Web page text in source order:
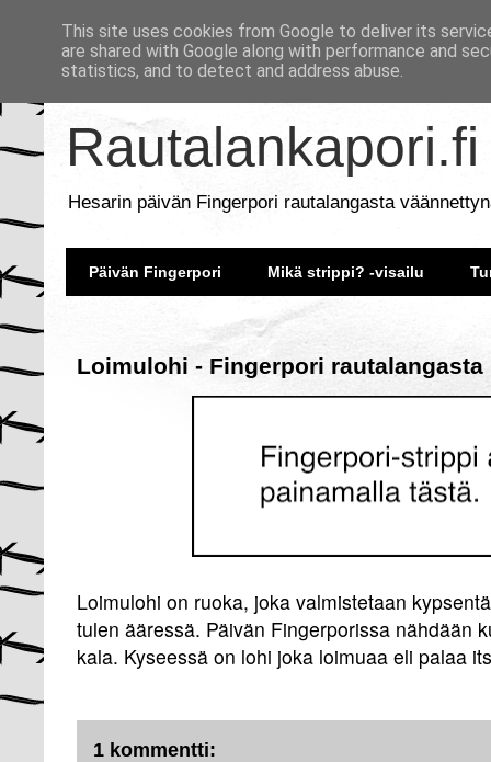
Rautalankapori.fi
Hesarin päivän Fingerpori rautalangasta
Päivän Fingerpori Mikä strippi? -visailu
Loimulohi - Fingerpori rautalangasta
Loimulohi on ruoka, joka valmistetaan
tulen ääressä. Päivän Fingerporissa nähdään
kala. Kyseessä on lohi joka loimuaa eli palaa
1 kommentti:
This site uses cookies from Google to deliver its
are shared with Google along with performance and
statistics, and to detect and address abuse.